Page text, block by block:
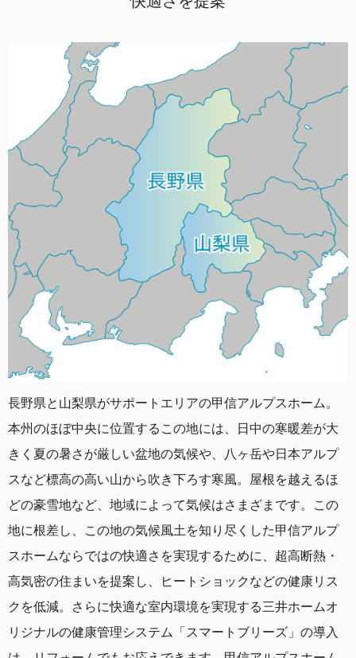
長野県と山梨県がサポートエリアの甲信アルプスホーム。
本州のほぼ中央に位置するこの地には、日中の寒暖差が大
きく夏の暑さが厳しい盆地の気候や、八ヶ岳や日本アルプ
スなど標高の高い山から吹き下ろす寒風。屋根を越えるほ
どの豪雪地など、地域によって気候はさまざまです。
この
地に根差し、この地の気候風土を知り尽くした甲信アルプ
スホームならではの快適さを実現するために、超高断熱・
高気密の住まいを提案し、ヒートショックなどの健康リス
クを低減。
さらに快適な室内環境を実現する三井ホームオ
リジナルの健康管理システム「スマートブリーズ」の導入